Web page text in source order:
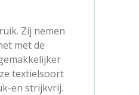
Zij nemen
met de
textielsoort
en strijkvrij.